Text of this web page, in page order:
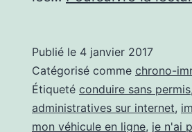
Publié le 4 janvier 2017
Catégorisé comme chrono-
Étiqueté conduire sans permis,
administratives sur internet,
mon véhicule en ligne, je n'ai